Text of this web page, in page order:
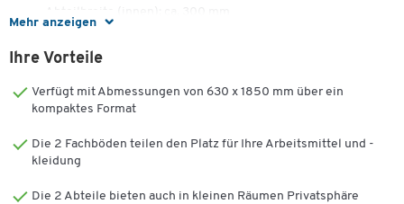
Mehr anzeigen
Schrankbreite: ca. 630 mm
Qualität, die bleibt.
30 Jahre Garantie auf 5.000 Artikel
Sie wollen bei Ihrer Arbeitsplatzausstattung an die Zukunft denken
und längerfristig planen?
Unsere Eigenmarke bietet nicht nur eine grosse Vielfalt
Ihre Vorteile
Verfügt mit Abmessungen von 630 x 1850 mm über ein
kompaktes Format
Die 2 Fachböden teilen den Platz für Ihre Arbeitsmittel und -
kleidung
Die 2 Abteile bieten auch in kleinen Räumen Privatsphäre